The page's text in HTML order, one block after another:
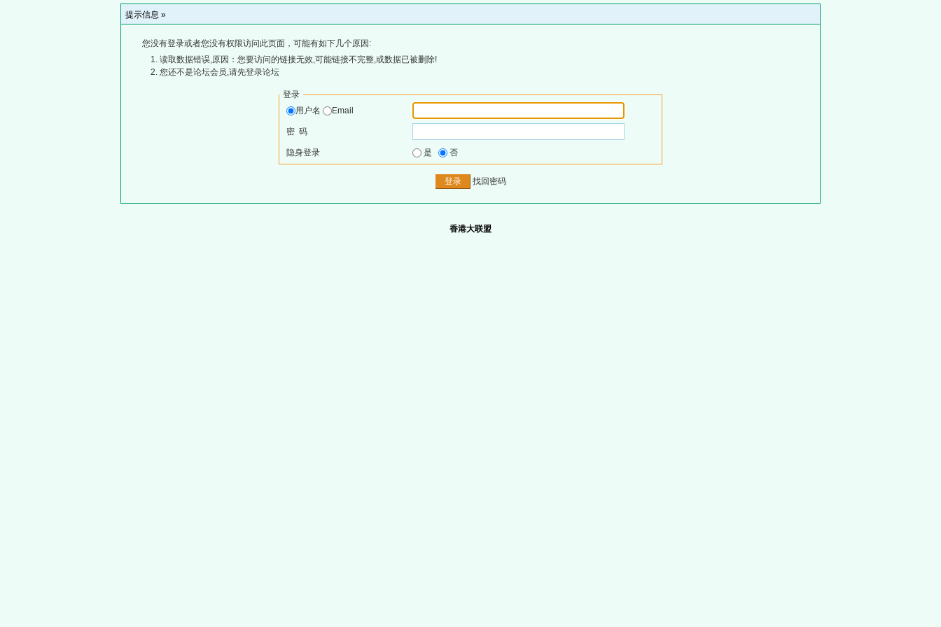
提示信息 »
您没有登录或者您没有权限访问此页面，可能有如下几个原因:
读取数据错误,原因：您要访问的链接无效,可能链接不完整,或数据已被删除!
您还不是论坛会员,请先登录论坛
登录
用户名
Email
密 码
隐身登录 是 否
找回密码
香港大联盟